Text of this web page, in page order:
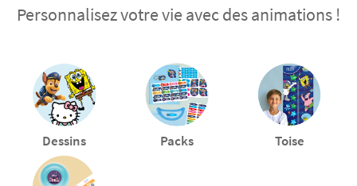
Personnalisez votre vie avec des animations !
Dessins Packs Toise